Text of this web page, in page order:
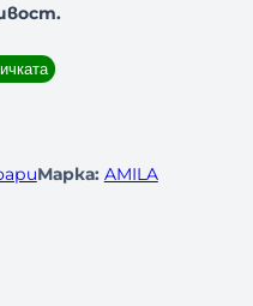
Марка: AMILA